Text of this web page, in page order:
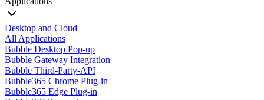
Desktop and Cloud
All Applications
Bubble Desktop Pop-up
Bubble Gateway Integration
Bubble Third-Party-API
Bubble365 Chrome Plug-in
Bubble365 Edge Plug-in